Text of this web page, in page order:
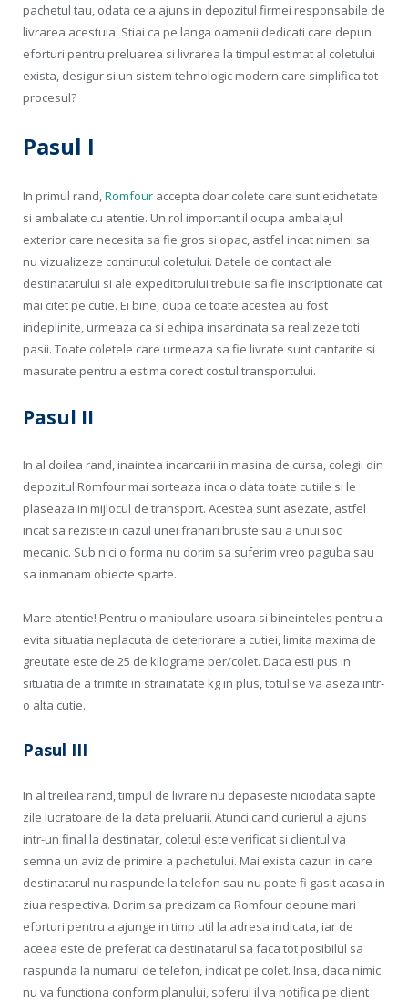
pachetul tau, odata ce a ajuns in depozitul firmei responsabile de
livrarea acestuia. Stiai ca pe langa oamenii dedicati care depun
eforturi pentru preluarea si livrarea la timpul estimat al coletului
exista, desigur si un sistem tehnologic modern care simplifica tot
procesul?
Pasul I
In primul rand,Romfour accepta doar colete care sunt etichetate
si ambalate cu atentie. Un rol important il ocupa ambalajul
exterior care necesita sa fie gros si opac, astfel incat nimeni sa
nu vizualizeze continutul coletului. Datele de contact ale
destinatarului si ale expeditorului trebuie sa fie inscriptionate cat
mai citet pe cutie. Ei bine, dupa ce toate acestea au fost
indeplinite, urmeaza ca si echipa insarcinata sa realizeze toti
pasii. Toate coletele care urmeaza sa fie livrate sunt cantarite si
masurate pentru a estima corect costul transportului.
Pasul II
In al doilea rand, inaintea incarcarii in masina de cursa, colegii din
depozitul Romfour mai sorteaza inca o data toate cutiile si le
plaseaza in mijlocul de transport. Acestea sunt asezate, astfel
incat sa reziste in cazul unei franari bruste sau a unui soc
mecanic. Sub nici o forma nu dorim sa suferim vreo paguba sau
sa inmanam obiecte sparte.
Mare atentie! Pentru o manipulare usoara si bineinteles pentru a
evita situatia neplacuta de deteriorare a cutiei, limita maxima de
greutate este de 25 de kilograme per/colet. Daca esti pus in
situatia de a trimite in strainatate kg in plus, totul se va aseza intr-
o alta cutie.
Pasul III
In al treilea rand, timpul de livrare nu depaseste niciodata sapte
zile lucratoare de la data preluarii. Atunci cand curierul a ajuns
intr-un final la destinatar, coletul este verificat si clientul va
semna un aviz de primire a pachetului. Mai exista cazuri in care
destinatarul nu raspunde la telefon sau nu poate fi gasit acasa in
ziua respectiva. Dorim sa precizam ca Romfour depune mari
eforturi pentru a ajunge in timp util la adresa indicata, iar de
aceea este de preferat ca destinatarul sa faca tot posibilul sa
raspunda la numarul de telefon, indicat pe colet. Insa, daca nimic
nu va functiona conform planului, soferul il va notifica pe client